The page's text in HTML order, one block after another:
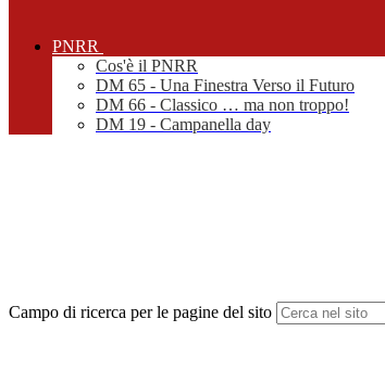
PNRR
Cos'è il PNRR
DM 65 - Una Finestra Verso il Futuro
DM 66 - Classico … ma non troppo!
DM 19 - Campanella day
Campo di ricerca per le pagine del sito